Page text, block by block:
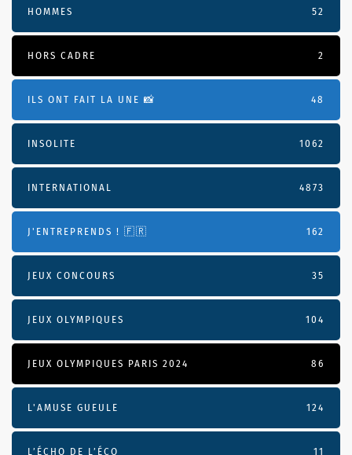
HOMMES 52
HORS CADRE 2
ILS ONT FAIT LA UNE 📸 48
INSOLITE 1062
INTERNATIONAL 4873
J'ENTREPRENDS ! 🇫🇷 162
JEUX CONCOURS 35
JEUX OLYMPIQUES 104
JEUX OLYMPIQUES PARIS 2024 86
L'AMUSE GUEULE 124
L’ÉCHO DE L’ÉCO 11